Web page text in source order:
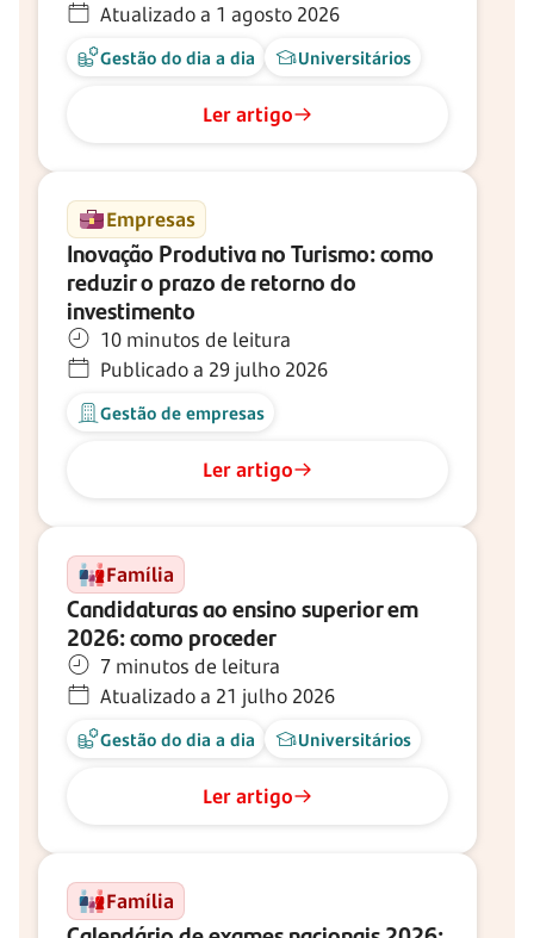
Atualizado a 1 agosto 2026
Gestão do dia a dia Universitários
Ler artigo
Empresas
Inovação Produtiva no Turismo: como
reduzir o prazo de retorno do
investimento
10 minutos de leitura
Publicado a 29 julho 2026
Gestão de empresas
Ler artigo
Família
Candidaturas ao ensino superior em
2026: como proceder
7 minutos de leitura
Atualizado a 21 julho 2026
Gestão do dia a dia Universitários
Ler artigo
Família